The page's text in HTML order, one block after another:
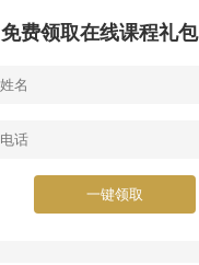
免费领取在线课程礼包
一键领取